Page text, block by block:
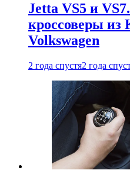
Jetta VS5 и
кроссоверы из
Volkswagen
2 года спустя2 года